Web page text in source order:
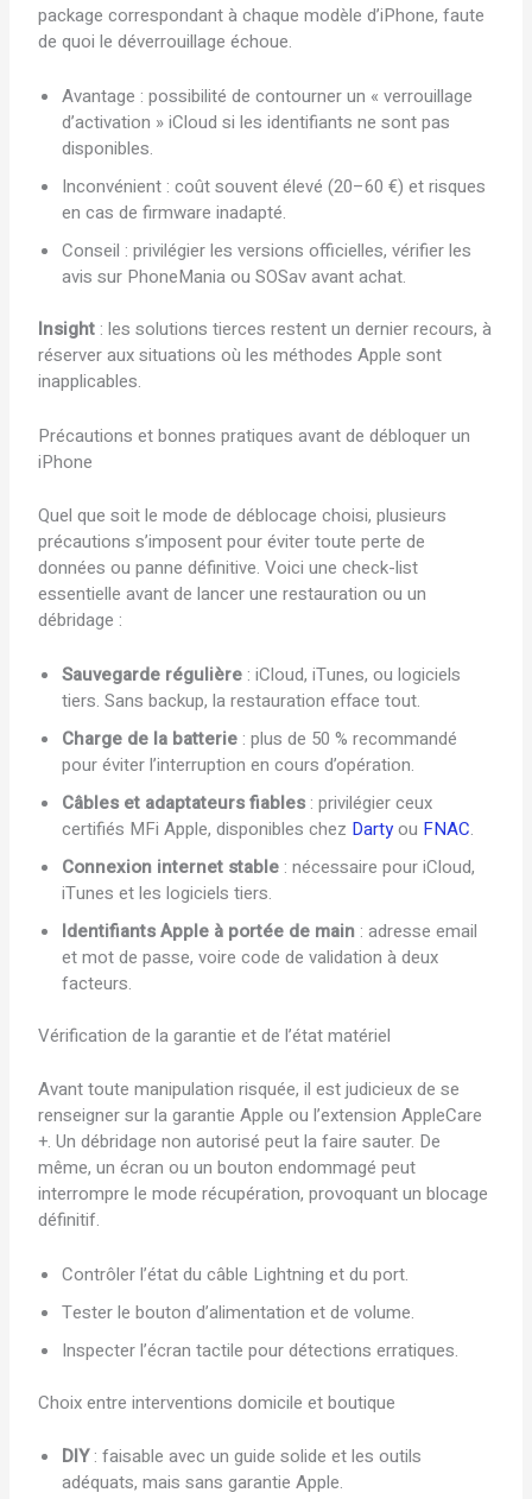
package correspondant à chaque modèle d’iPhone, faute
de quoi le déverrouillage échoue.
Avantage : possibilité de contourner un « verrouillage
d’activation » iCloud si les identifiants ne sont pas
disponibles.
Inconvénient : coût souvent élevé (20–60 €) et risques
en cas de firmware inadapté.
Conseil : privilégier les versions officielles, vérifier les
avis sur PhoneMania ou SOSav avant achat.
Insight : les solutions tierces restent un dernier recours, à
réserver aux situations où les méthodes Apple sont
inapplicables.
Précautions et bonnes pratiques avant de débloquer un
iPhone
Quel que soit le mode de déblocage choisi, plusieurs
précautions s’imposent pour éviter toute perte de
données ou panne définitive. Voici une check-list
essentielle avant de lancer une restauration ou un
débridage :
Sauvegarde régulière : iCloud, iTunes, ou logiciels
tiers. Sans backup, la restauration efface tout.
Charge de la batterie : plus de 50 % recommandé
pour éviter l’interruption en cours d’opération.
Câbles et adaptateurs fiables : privilégier ceux
certifiés MFi Apple, disponibles chez Dartyou FNAC.
Connexion internet stable : nécessaire pour iCloud,
iTunes et les logiciels tiers.
Identifiants Apple à portée de main : adresse email
et mot de passe, voire code de validation à deux
facteurs.
Vérification de la garantie et de l’état matériel
Avant toute manipulation risquée, il est judicieux de se
renseigner sur la garantie Apple ou l’extension AppleCare
+. Un débridage non autorisé peut la faire sauter. De
même, un écran ou un bouton endommagé peut
interrompre le mode récupération, provoquant un blocage
définitif.
Contrôler l’état du câble Lightning et du port.
Tester le bouton d’alimentation et de volume.
Inspecter l’écran tactile pour détections erratiques.
Choix entre interventions domicile et boutique
DIY: faisable avec un guide solide et les outils
adéquats, mais sans garantie Apple.